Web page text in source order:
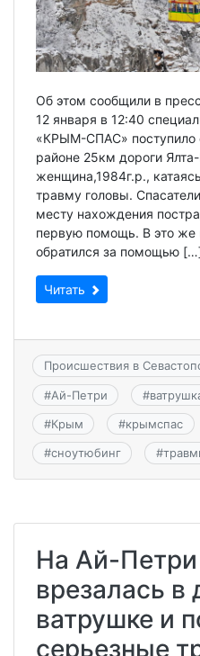
Об этом сообщили в
12 января в 12:40
«КРЫМ-СПАС» поступило
районе 25км дороги
женщина,1984г.р.,
травму головы.
месту нахождения
первую помощь. В это же
обратился за помощью
Читать
Происшествия в
#Ай-Петри #
#Крым #крымспас
#сноутюбинг #
На Ай-
врезалась в
ватрушке и
серьезные